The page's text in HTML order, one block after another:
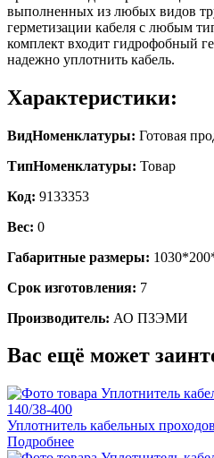
выполненных из любых видов
герметизации кабеля с любым
комплект входит гидрофобный
надежно уплотнить кабель.
Характеристики:
ВидНоменклатуры: Готовая
ТипНоменклатуры: Товар
Код: 9133353
Вес: 0
Габаритные размеры:
Срок изготовления: 7
Производитель: АО ПЗЭМИ
Вас ещё может
Уплотнитель кабельных
Подробнее